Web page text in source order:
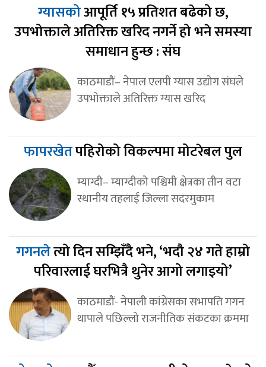
ग्यासकोआपूर्ति १५ प्रतिशत बढेको छ,
उपभोक्ताले अतिरिक्त खरिद नगर्ने हो भने समस्या
समाधान हुन्छ : संघ
काठमाडौं– नेपाल एलपी ग्यास उद्योग संघले
उपभोक्ताले अतिरिक्त ग्यास खरिद
फापरखेतपहिरोको विकल्पमा मोटरेबल पुल
म्याग्दी– म्याग्दीको पश्चिमी क्षेत्रका तीन वटा
स्थानीय तहलाई जिल्ला सदरमुकाम
गगनलेत्यो दिन सम्झिँदै भने, ‘भदौ २४ गते हाम्रो
परिवारलाई घरभित्रै थुनेर आगो लगाइयो’
काठमाडौं- नेपाली कांग्रेसका सभापति गगन
थापाले पछिल्लो राजनीतिक संकटका क्रममा